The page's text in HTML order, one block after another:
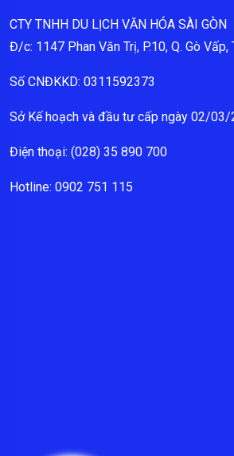
CTY TNHH DU LỊCH VĂN HÓA SÀI GÒN
Đ/c: 1147 Phan Văn Trị, P.10, Q. Gò Vấp,
Số CNĐKKD: 0311592373
Sở Kế hoạch và đầu tư cấp ngày 02/03/
Điện thoại: (028) 35 890 700
Hotline: 0902 751 115